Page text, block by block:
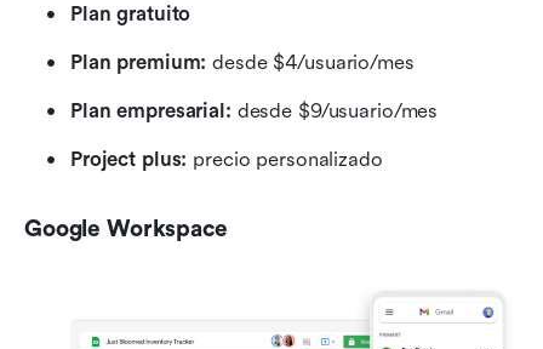
Plan gratuito
Plan premium: desde $4/usuario/mes
Plan empresarial: desde $9/usuario/mes
Project plus: precio personalizado
Google Workspace